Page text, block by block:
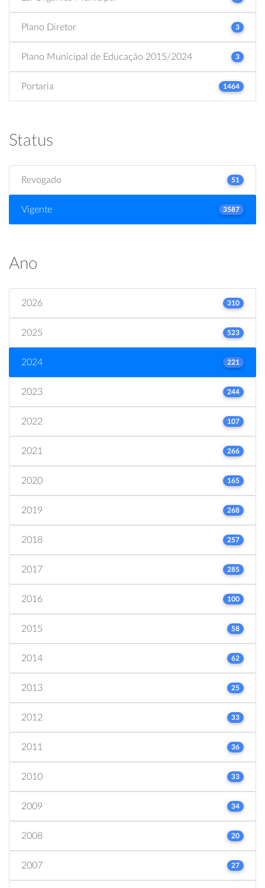
Plano Diretor 3
Plano Municipal de Educação 2015/2024 3
Portaria 1464
Status
Revogado 51
Vigente 3587
Ano
2026 310
2025 523
2024 221
2023 244
2022 107
2021 266
2020 165
2019 268
2018 257
2017 285
2016 100
2015 58
2014 62
2013 25
2012 33
2011 36
2010 33
2009 34
2008 20
2007 27